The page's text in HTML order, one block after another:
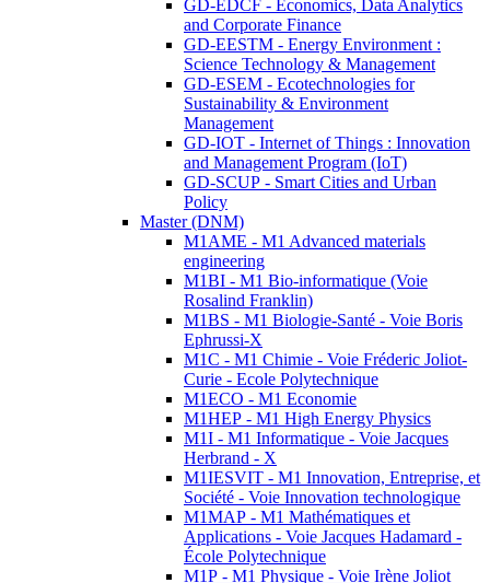
GD-EDCF - Economics, Data Analytics
and Corporate Finance
GD-EESTM - Energy Environment :
Science Technology & Management
GD-ESEM - Ecotechnologies for
Sustainability & Environment
Management
GD-IOT - Internet of Things : Innovation
and Management Program (IoT)
GD-SCUP - Smart Cities and Urban
Policy
Master (DNM)
M1AME - M1 Advanced materials
engineering
M1BI - M1 Bio-informatique (Voie
Rosalind Franklin)
M1BS - M1 Biologie-Santé - Voie Boris
Ephrussi-X
M1C - M1 Chimie - Voie Fréderic Joliot-
Curie - Ecole Polytechnique
M1ECO - M1 Economie
M1HEP - M1 High Energy Physics
M1I - M1 Informatique - Voie Jacques
Herbrand - X
M1IESVIT - M1 Innovation, Entreprise, et
Société - Voie Innovation technologique
M1MAP - M1 Mathématiques et
Applications - Voie Jacques Hadamard -
École Polytechnique
M1P - M1 Physique - Voie Irène Joliot